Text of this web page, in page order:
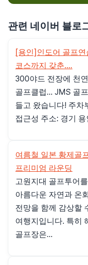
관련 네이버 블로
[용인]인도어 골프
코스까지 갖춘....
300야드 전장에 천
골프클럽... JMS 골
들고 왔습니다! 주차
접근성 주소: 경기
여름철 일본 황제골
프리미엄 라운딩
고원지대 골프투어
아름다운 자연과 온
전망을 함께 감상할
여행지입니다. 특히
골프장은...